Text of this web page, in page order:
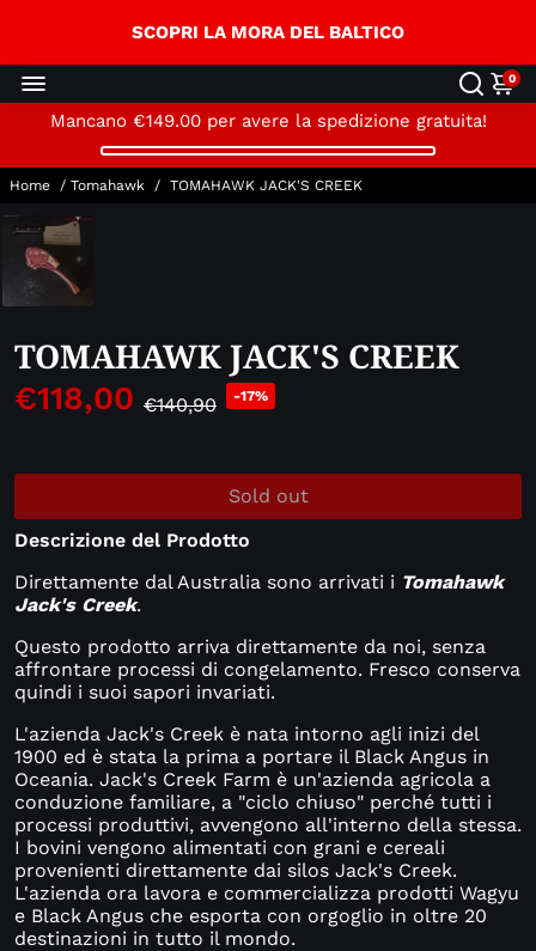
Skip to content
Skip to menu
Open Accessibility Widget
SCOPRI LA MORA DEL BALTICO
0
Mancano €149.00per avere la spedizione gratuita!
Home / Tomahawk / TOMAHAWK JACK'S CREEK
TOMAHAWK JACK'S CREEK
€118,00 €140,90 -17%
Sold out
Descrizione del Prodotto
Direttamente dal Australia sono arrivati i Tomahawk
Jack's Creek.
Questo prodotto arriva direttamente da noi, senza
affrontare processi di congelamento. Fresco conserva
quindi i suoi sapori invariati.
L'azienda Jack's Creek è nata intorno agli inizi del
1900 ed è stata la prima a portare il Black Angus in
Oceania. Jack's Creek Farm è un'azienda agricola a
conduzione familiare, a "ciclo chiuso" perché tutti i
processi produttivi, avvengono all'interno della stessa.
I bovini vengono alimentati con grani e cereali
provenienti direttamente dai silos Jack's Creek.
L'azienda ora lavora e commercializza prodotti Wagyu
e Black Angus che esporta con orgoglio in oltre 20
destinazioni in tutto il mondo.